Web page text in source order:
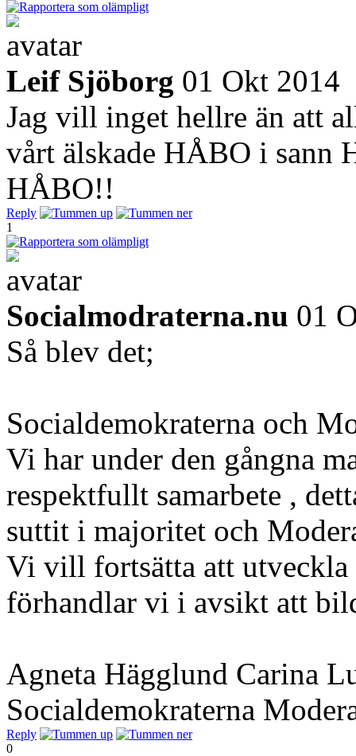
Leif Sjöborg 01 Okt 2014
Jag vill inget hellre än att
vårt älskade HÅBO i
HÅBO!!
Reply
1
Socialmodraterna.nu 01
Så blev det;
Socialdemokraterna och
Vi har under den gångna
respektfullt samarbete ,
suttit i majoritet och
Vi vill fortsätta att
förhandlar vi i avsikt att
Agneta Hägglund Carina
Socialdemokraterna
Reply
0